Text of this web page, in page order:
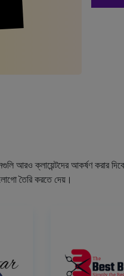
আরও ক্লায়েন্টদের আকর্ষণ করার
তৈরি করতে দেয়।